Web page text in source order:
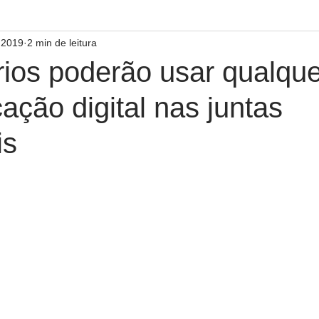
poderão usar
digital nas juntas
2 min de leitura